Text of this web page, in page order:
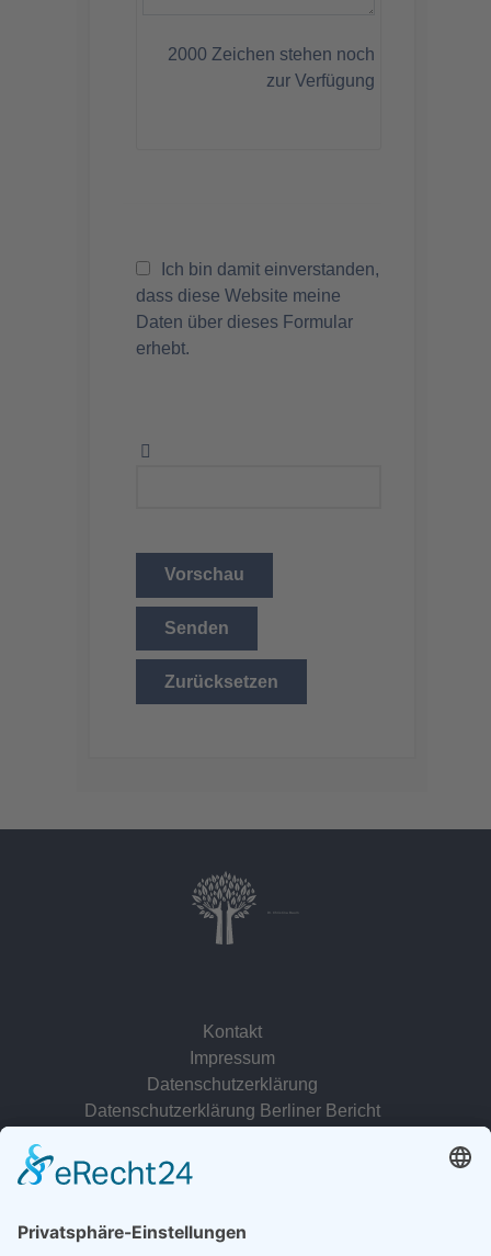
2000 Zeichen stehen noch
zur Verfügung
Ich bin damit einverstanden,
dass diese Website meine
Daten über dieses Formular
erhebt.
Vorschau
Senden
Zurücksetzen
Dr. Christina Baum
Kontakt
Impressum
Datenschutzerklärung
Datenschutzerklärung Berliner Bericht